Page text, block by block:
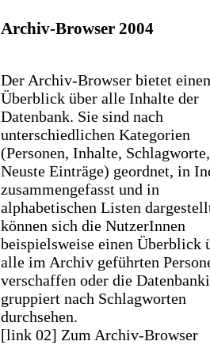
Archiv-Browser 2004
Der Archiv-Browser bietet einen
Überblick über alle Inhalte der
Datenbank. Sie sind nach
unterschiedlichen Kategorien
(Personen, Inhalte, Schlagworte,
Neuste Einträge) geordnet, in
zusammengefasst und in
alphabetischen Listen
können sich die NutzerInnen
beispielsweise einen Überblick
alle im Archiv geführten
verschaffen oder die
gruppiert nach Schlagworten
durchsehen.
[link 02] Zum Archiv-Browser